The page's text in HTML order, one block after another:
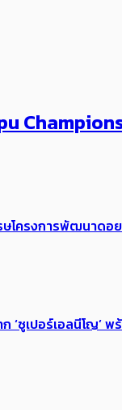
โครงการพัฒนาด
‘ซูเปอร์เอลนีโญ’